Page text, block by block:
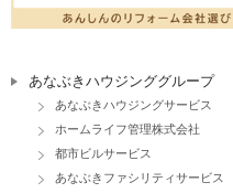
あなぶきハウジンググループ
あなぶきハウジングサービス
ホームライフ管理株式会社
都市ビルサービス
あなぶきファシリティサービス